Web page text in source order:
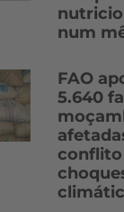
num
FAO
5.640
conflito